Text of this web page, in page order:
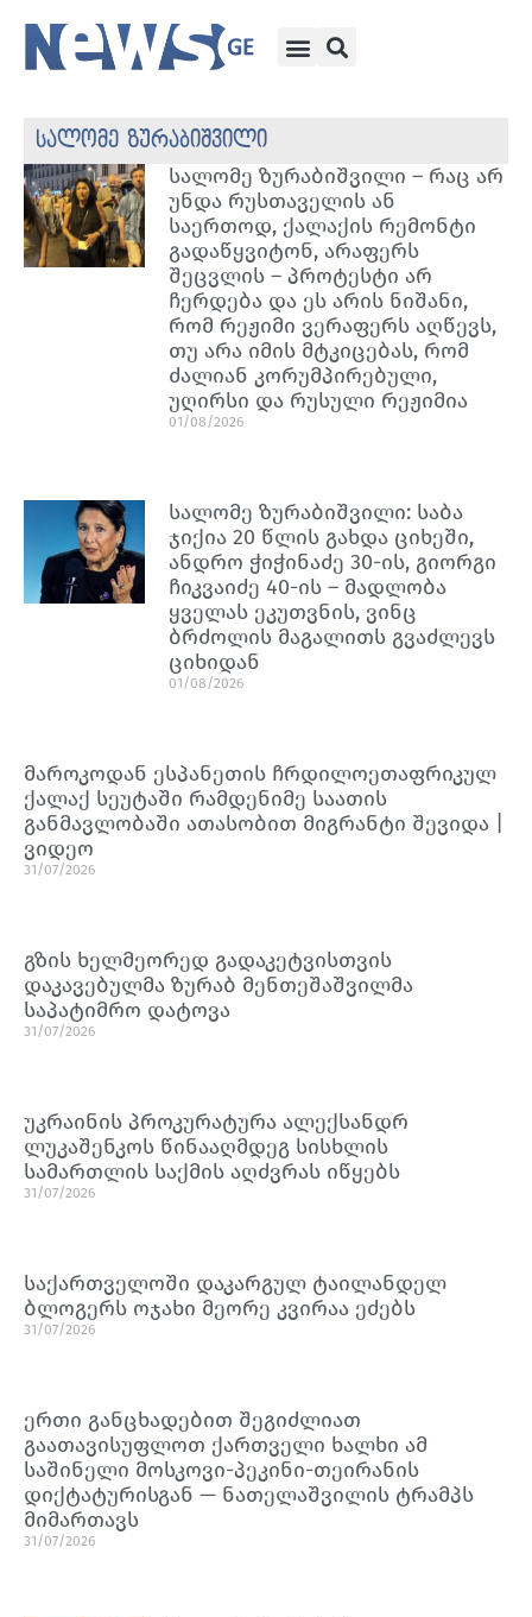
სალომე ზურაბიშვილი
სალომე ზურაბიშვილი – რაც არ
უნდა რუსთაველის ან
საერთოდ, ქალაქის რემონტი
გადაწყვიტონ, არაფერს
შეცვლის – პროტესტი არ
ჩერდება და ეს არის ნიშანი,
რომ რეჟიმი ვერაფერს აღწევს,
თუ არა იმის მტკიცებას, რომ
ძალიან კორუმპირებული,
უღირსი და რუსული რეჟიმია
01/08/2026
სალომე ზურაბიშვილი: საბა
ჯიქია 20 წლის გახდა ციხეში,
ანდრო ჭიჭინაძე 30-ის, გიორგი
ჩიკვაიძე 40-ის – მადლობა
ყველას ეკუთვნის, ვინც
ბრძოლის მაგალითს გვაძლევს
ციხიდან
01/08/2026
მაროკოდან ესპანეთის ჩრდილოეთაფრიკულ
ქალაქ სეუტაში რამდენიმე საათის
განმავლობაში ათასობით მიგრანტი შევიდა |
ვიდეო
31/07/2026
გზის ხელმეორედ გადაკეტვისთვის
დაკავებულმა ზურაბ მენთეშაშვილმა
საპატიმრო დატოვა
31/07/2026
უკრაინის პროკურატურა ალექსანდრ
ლუკაშენკოს წინააღმდეგ სისხლის
სამართლის საქმის აღძვრას იწყებს
31/07/2026
საქართველოში დაკარგულ ტაილანდელ
ბლოგერს ოჯახი მეორე კვირაა ეძებს
31/07/2026
ერთი განცხადებით შეგიძლიათ
გაათავისუფლოთ ქართველი ხალხი ამ
საშინელი მოსკოვი-პეკინი-თეირანის
დიქტატურისგან — ნათელაშვილის ტრამპს
მიმართავს
31/07/2026